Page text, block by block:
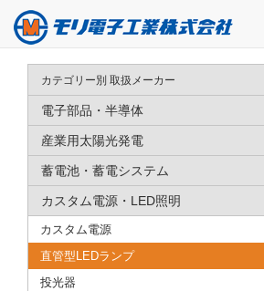
カテゴリー別 取扱メーカー
電子部品・半導体
産業用太陽光発電
蓄電池・蓄電システム
カスタム電源・LED照明
カスタム電源
直管型LEDランプ
投光器